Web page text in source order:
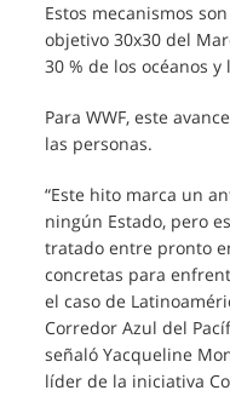
Estos mecanismos
objetivo 30x30 del
30 % de los océanos
Para WWF, este
las personas.
“Este hito marca un
ningún Estado, pero
tratado entre pronto
concretas para
el caso de
Corredor Azul del
señaló Yacqueline
líder de la iniciativa